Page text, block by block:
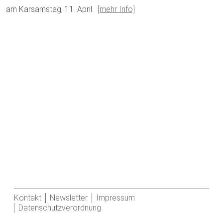
am Karsamstag, 11. April. [mehr Info]
Kontakt Newsletter
Impressum
Datenschutzverordnung